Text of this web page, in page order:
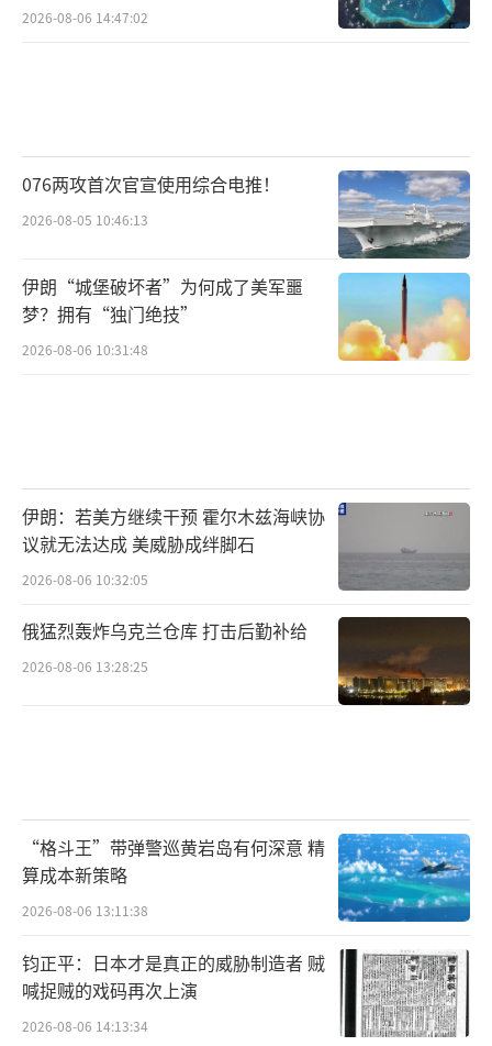
2026-08-06 14:47:02
076两攻首次官宣使用综合电推！
2026-08-05 10:46:13
伊朗“城堡破坏者”为何成了美军噩
梦？拥有“独门绝技”
2026-08-06 10:31:48
伊朗：若美方继续干预 霍尔木兹海峡协
议就无法达成 美威胁成绊脚石
2026-08-06 10:32:05
俄猛烈轰炸乌克兰仓库 打击后勤补给
2026-08-06 13:28:25
“格斗王”带弹警巡黄岩岛有何深意 精
算成本新策略
2026-08-06 13:11:38
钧正平：日本才是真正的威胁制造者 贼
喊捉贼的戏码再次上演
2026-08-06 14:13:34